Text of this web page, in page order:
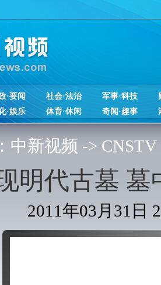
·要闻 社会·法治 军事·科技
·娱乐
体育·休闲 奇闻·趣事
中新视频 -> CNSTV
明代古墓
2011年03月31